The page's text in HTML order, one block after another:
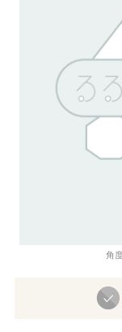
角